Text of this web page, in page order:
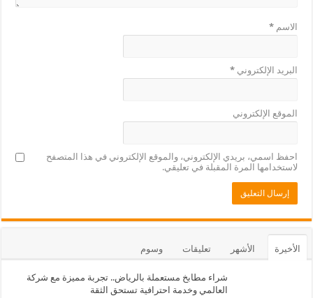
الاسم*
البريد الإلكتروني*
الموقع الإلكتروني
احفظ اسمي، بريدي الإلكتروني، والموقع الإلكتروني في هذا المتصفح
لاستخدامها المرة المقبلة في تعليقي.
الأخيرة الأشهر تعليقات وسوم
شراء مطابخ مستعملة بالرياض.. تجربة مميزة مع شركة
العالمي وخدمة احترافية تستحق الثقة